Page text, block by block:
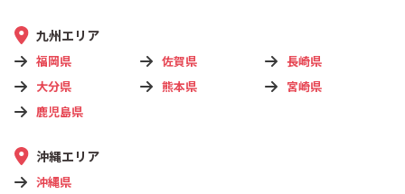
九州エリア
福岡県 佐賀県
長崎県
大分県
熊本県
宮崎県
鹿児島県
沖縄エリア
沖縄県